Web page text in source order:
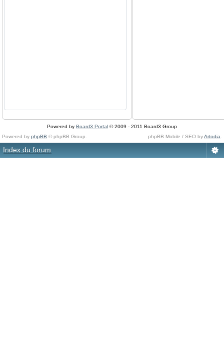
Powered by Board3 Portal © 2009 - 2011 Board3 Group
Powered by phpBB © phpBB Group. phpBB Mobile / SEO byArtodia
Index du forum